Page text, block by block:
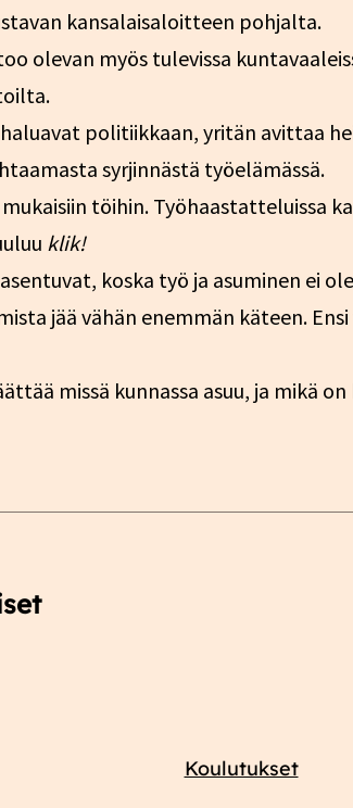
kansalaisaloitteen pohjalta.
olevan myös tulevissa
politiikkaan, yritän avittaa
syrjinnästä työelämässä.
töihin. Työhaastatteluissa
klik!
koska työ ja asuminen ei
jää vähän enemmän käteen.
missä kunnassa asuu, ja mikä
Koulutukset